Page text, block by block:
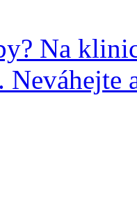
Na
Neváhejte